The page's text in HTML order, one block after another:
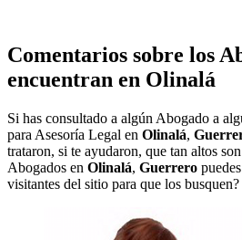
Comentarios sobre los
encuentran en Olinalá
Si has consultado a algún Abogado a
para Asesoría Legal en Olinalá,
trataron, si te ayudaron, que tan altos
Abogados en Olinalá, Guerrero
visitantes del sitio para que los busquen?